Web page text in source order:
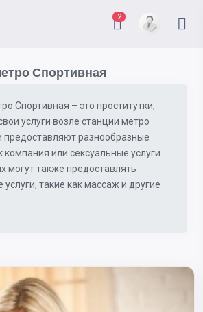
2
Спортивная
Спортивная – это проститутки,
услуги возле станции метро
предоставляют разнообразные
компания или сексуальные услуги.
могут также предоставлять
такие как массаж и другие